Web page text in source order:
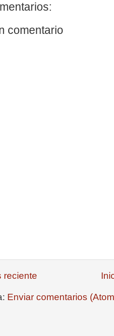
comentario
reciente
Enviar comentarios